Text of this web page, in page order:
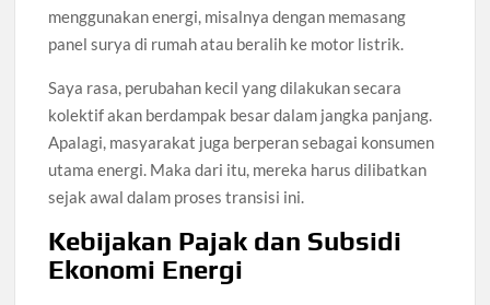
menggunakan energi, misalnya dengan memasang
panel surya di rumah atau beralih ke motor listrik.
Saya rasa, perubahan kecil yang dilakukan secara
kolektif akan berdampak besar dalam jangka panjang.
Apalagi, masyarakat juga berperan sebagai konsumen
utama energi. Maka dari itu, mereka harus dilibatkan
sejak awal dalam proses transisi ini.
Kebijakan Pajak dan Subsidi
Ekonomi Energi